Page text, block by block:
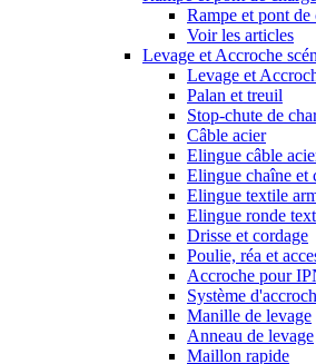
Rampe et pont de
Voir les articles
Levage et Accroche
Levage et
Palan et treuil
Stop-chute de
Câble acier
Elingue câble
Elingue chaîne et
Elingue textile
Elingue ronde
Drisse et cordage
Poulie, réa et
Accroche pour
Système
Manille de levage
Anneau de levage
Maillon rapide